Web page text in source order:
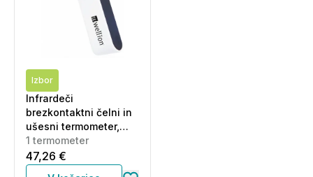
Izbor
Infrardeči
brezkontaktni čelni in
ušesni termometer,
Wellion (1 termometer)
1 termometer
47,26 €